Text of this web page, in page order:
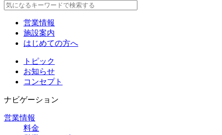
営業情報
施設案内
はじめての方へ
トピック
お知らせ
コンセプト
ナビゲーション
営業情報
料金